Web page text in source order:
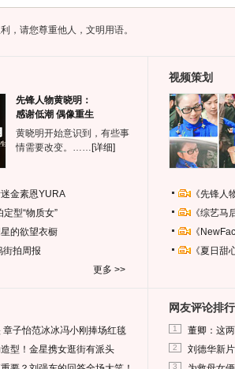
，请您尊重他人，文明用语。
先锋人物黄晓明：
感谢低潮 偶像重生
黄晓明开始意识到，有些事
情需要改变。…… [详细]
迷金素恩YURA
型“物质女”
的欲望衣橱
街拍周报
更多 >>
视频策划
《先锋
《综艺
《
《夏日
章子怡范冰冰冯小刚捧场红毯
型！金星携女逛街有派头
网友评论排行
1 董卿：这
2 刘德华新
3